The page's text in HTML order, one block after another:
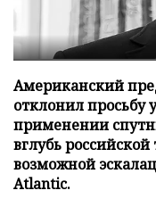
Американский
отклонил просьбу
применении
вглубь
возможной
Atlantic.